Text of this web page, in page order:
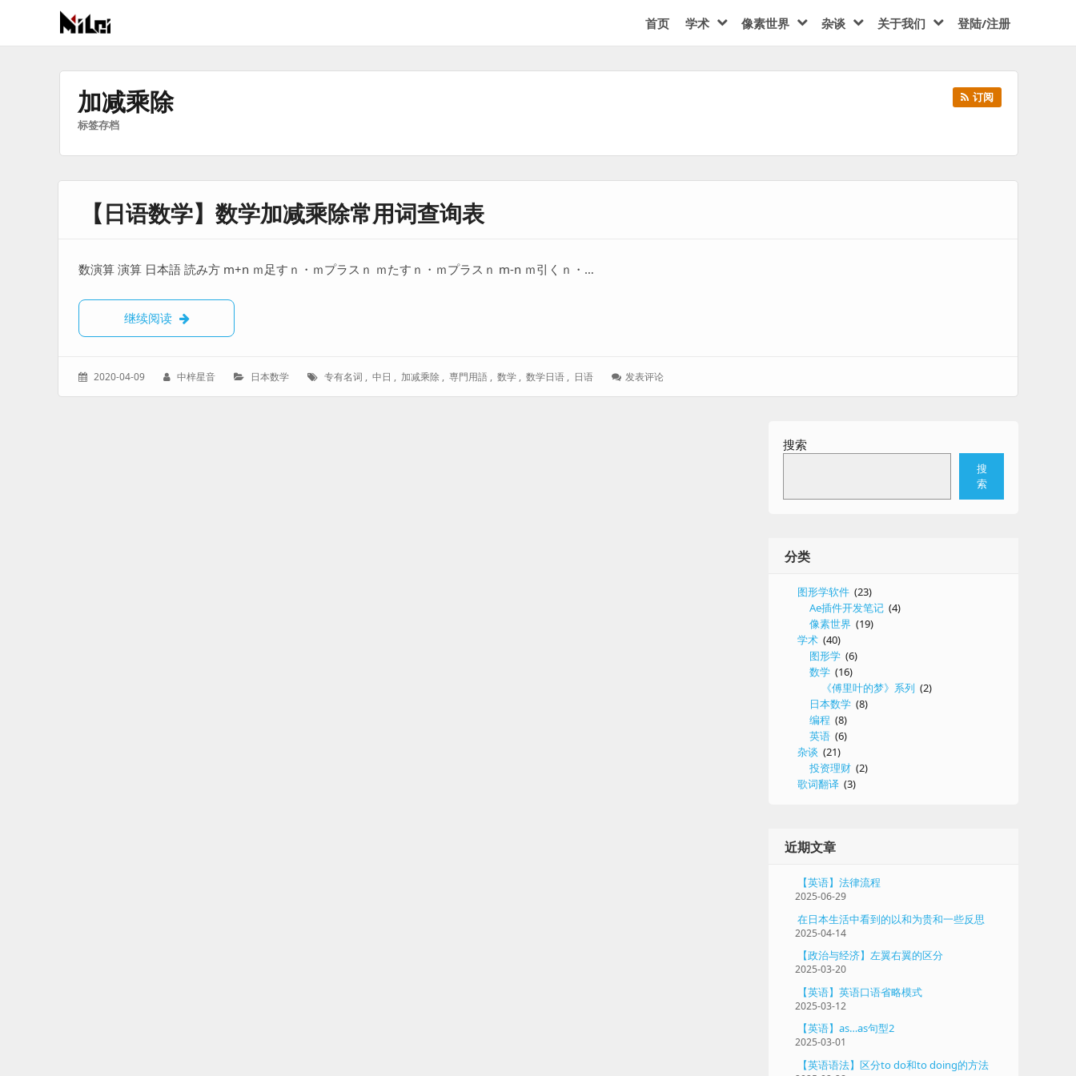
有
技
首页 学术 像素世界 杂谈 关于我们 登陆/注册
加减乘除
标签存档
订阅
【日语数学】数学加减乘除常用词查询表
数演算 演算 日本語 読み方 m+n ｍ足すｎ・ｍプラスｎ ｍたすｎ・ｍプラスｎ m-n ｍ引くｎ・…
继续阅读 【日语数学】数学加减乘除常用词查询表
发
2020-04-09
作
中梓星音
分
日本数学
标
专有名词 , 中日 , 加减乘除 , 専門用語 , 数学 , 数学日语 , 日语 发表评论: 【日
搜索
搜
索
分类
图形学软件 (23)
Ae插件开发笔记 (4)
像素世界 (19)
学术 (40)
图形学 (6)
数学 (16)
《傅里叶的梦》系列 (2)
日本数学 (8)
编程 (8)
英语 (6)
杂谈 (21)
投资理财 (2)
歌词翻译 (3)
近期文章
【英语】法律流程
2025-06-29
在日本生活中看到的以和为贵和一些反思
2025-04-14
【政治与经济】左翼右翼的区分
2025-03-20
【英语】英语口语省略模式
2025-03-12
【英语】as…as句型2
2025-03-01
【英语语法】区分to do和to doing的方法